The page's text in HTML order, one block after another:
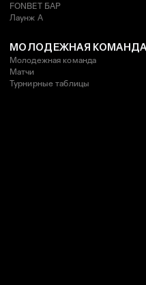
FONBET БАР
Лаунж A
МОЛОДЕЖНАЯ
Молодежная команда
Матчи
Турнирные таблицы